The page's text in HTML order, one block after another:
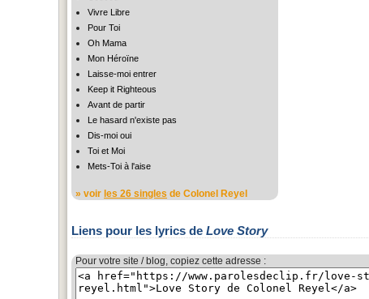
Vivre Libre
Pour Toi
Oh Mama
Mon Héroïne
Laisse-moi entrer
Keep it Righteous
Avant de partir
Le hasard n'existe pas
Dis-moi oui
Toi et Moi
Mets-Toi à l'aise
» voir les 26 singles de Colonel Reyel
Liens pour les lyrics de Love Story
Pour votre site / blog, copiez cette adresse :